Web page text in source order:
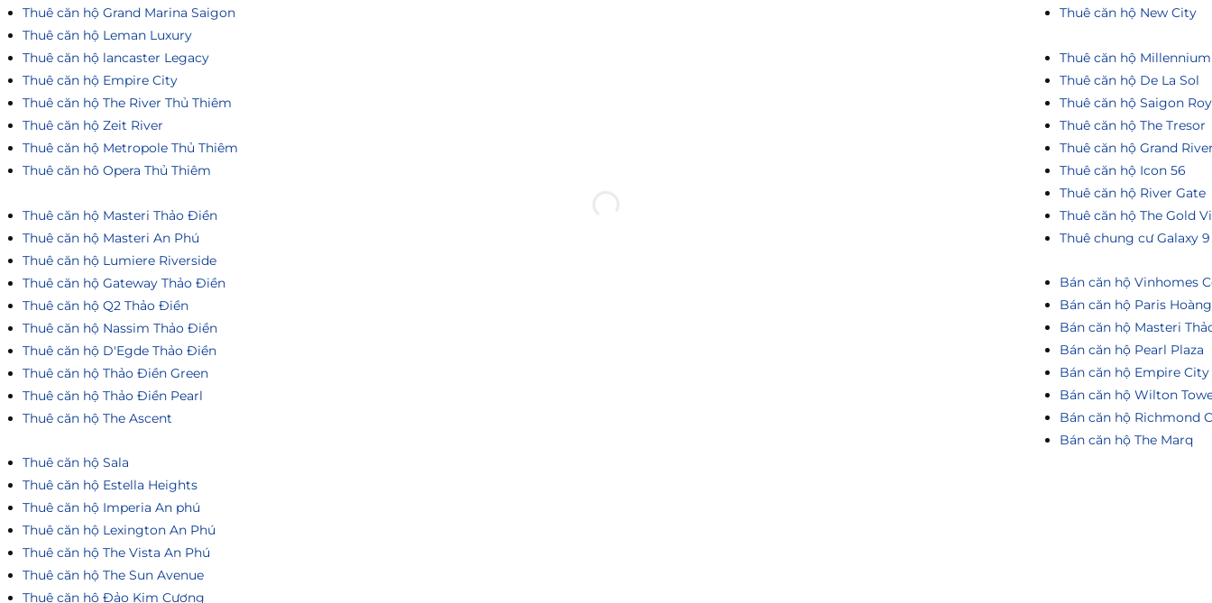
Thuê căn hộ Grand Marina Saigon
Thuê căn hộ Leman Luxury
Thuê căn hộ lancaster Legacy
Thuê căn hộ Empire City
Thuê căn hộ The River Thủ Thiêm
Thuê căn hộ Zeit River
Thuê căn hộ Metropole Thủ Thiêm
Thuê căn hô Opera Thủ Thiêm
Thuê căn hộ Masteri Thảo Điền
Thuê căn hộ Masteri An Phú
Thuê căn hộ Lumiere Riverside
Thuê căn hộ Gateway Thảo Điền
Thuê căn hộ Q2 Thảo Điền
Thuê căn hộ Nassim Thảo Điền
Thuê căn hộ D'Egde Thảo Điền
Thuê căn hộ Thảo Điền Green
Thuê căn hộ Thảo Điền Pearl
Thuê căn hộ The Ascent
Thuê căn hộ Sala
Thuê căn hộ Estella Heights
Thuê căn hộ Imperia An phú
Thuê căn hộ Lexington An Phú
Thuê căn hộ The Vista An Phú
Thuê căn hộ The Sun Avenue
Thuê căn hộ Đảo Kim Cương
Thuê căn hộ New City
Thuê căn hộ Millennium
Thuê căn hộ De La Sol
Thuê căn hộ Saigon
Thuê căn hộ The Tresor
Thuê căn hộ Grand
Thuê căn hộ Icon 56
Thuê căn hộ River Gate
Thuê căn hộ The Gold
Thuê chung cư Galaxy 9
Bán căn hộ Vinhomes
Bán căn hộ Paris
Bán căn hộ Masteri
Bán căn hộ Pearl Plaza
Bán căn hộ Empire City
Bán căn hộ Wilton
Bán căn hộ Richmond
Bán căn hộ The Marq